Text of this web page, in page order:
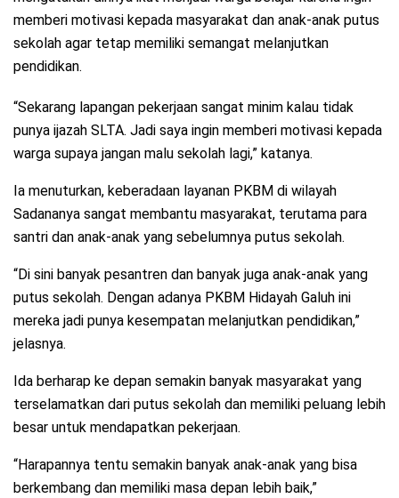
memberi motivasi kepada masyarakat dan anak-anak putus
sekolah agar tetap memiliki semangat melanjutkan
pendidikan.
“Sekarang lapangan pekerjaan sangat minim kalau tidak
punya ijazah SLTA. Jadi saya ingin memberi motivasi kepada
warga supaya jangan malu sekolah lagi,” katanya.
Ia menuturkan, keberadaan layanan PKBM di wilayah
Sadananya sangat membantu masyarakat, terutama para
santri dan anak-anak yang sebelumnya putus sekolah.
“Di sini banyak pesantren dan banyak juga anak-anak yang
putus sekolah. Dengan adanya PKBM Hidayah Galuh ini
mereka jadi punya kesempatan melanjutkan pendidikan,”
jelasnya.
Ida berharap ke depan semakin banyak masyarakat yang
terselamatkan dari putus sekolah dan memiliki peluang lebih
besar untuk mendapatkan pekerjaan.
“Harapannya tentu semakin banyak anak-anak yang bisa
berkembang dan memiliki masa depan lebih baik,”